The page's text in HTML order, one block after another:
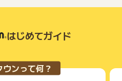
購入された製品が返品された場
ウイルスバスター モバイル 、
ュリティなどのすべての対象製
。
返し利用不可のサービス・お買
物を利用されたことがある場合
おこなっていただくことを推奨
ルされた場合、ポイントが無効
イントや獲得条件、キャンペー
。
各広告主ではなく、代理店が行
はじめてガイド
ンって何？